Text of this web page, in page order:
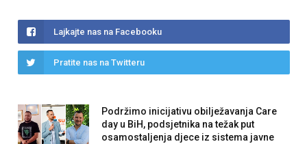
Lajkajte nas na Facebooku
Pratite nas na Twitteru
Podržimo inicijativu obilježavanja Care
day u BiH, podsjetnika na težak put
osamostaljenja djece iz sistema javne